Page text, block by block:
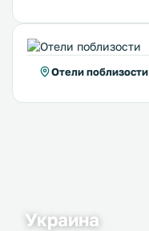
Отели поблизости
Украина